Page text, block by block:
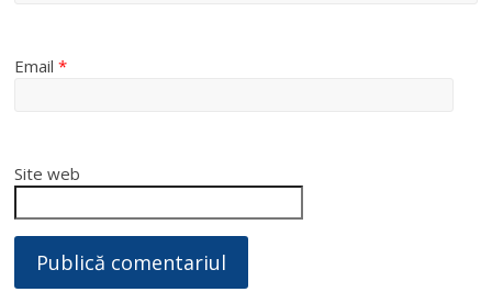
Email*
Site web